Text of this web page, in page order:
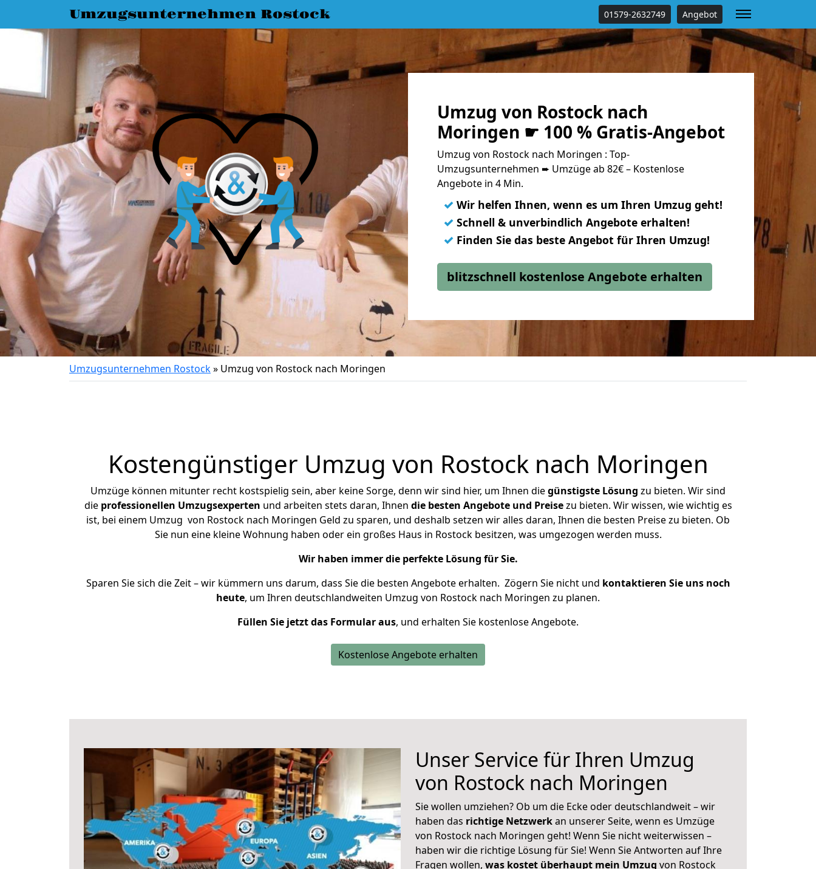
Umzugsunternehmen Rostock 01579-2632749 Angebot
Umzug von Rostock nach
Moringen ☛ 100 % Gratis-Angebot
Umzug von Rostock nach Moringen : Top-
Umzugsunternehmen ➨ Umzüge ab 82€ – Kostenlose
Angebote in 4 Min.
✓ Wir helfen Ihnen, wenn es um Ihren Umzug geht!
✓ Schnell & unverbindlich Angebote erhalten!
✓ Finden Sie das beste Angebot für Ihren Umzug!
blitzschnell kostenlose Angebote erhalten
Umzugsunternehmen Rostock» Umzug von Rostock nach Moringen
Kostengünstiger Umzug von Rostock nach Moringen
Umzüge können mitunter recht kostspielig sein, aber keine Sorge, denn wir sind hier, um Ihnen diegünstigste Lösung zu bieten. Wir sind
die professionellen Umzugsexperten und arbeiten stets daran, Ihnen die besten Angebote und Preisezu bieten. Wir wissen, wie wichtig es
ist, bei einem Umzug von Rostock nach Moringen Geld zu sparen, und deshalb setzen wir alles daran, Ihnen die besten Preise zu bieten. Ob
Sie nun eine kleine Wohnung haben oder ein großes Haus in Rostock besitzen, was umgezogen werden muss.
Wir haben immer die perfekte Lösung für Sie.
Sparen Sie sich die Zeit – wir kümmern uns darum, dass Sie die besten Angebote erhalten. Zögern Sie nicht und kontaktieren Sie uns noch
heute, um Ihren deutschlandweiten Umzug von Rostock nach Moringen zu planen.
Füllen Sie jetzt das Formular aus, und erhalten Sie kostenlose Angebote.
Kostenlose Angebote erhalten
Unser Service für Ihren Umzug
von Rostock nach Moringen
Sie wollen umziehen? Ob um die Ecke oder deutschlandweit – wir
haben das richtige Netzwerkan unserer Seite, wenn es Umzüge
von Rostock nach Moringen geht! Wenn Sie nicht weiterwissen –
haben wir die richtige Lösung für Sie! Wenn Sie Antworten auf Ihre
Fragen wollen, was kostet überhaupt mein Umzug von Rostock